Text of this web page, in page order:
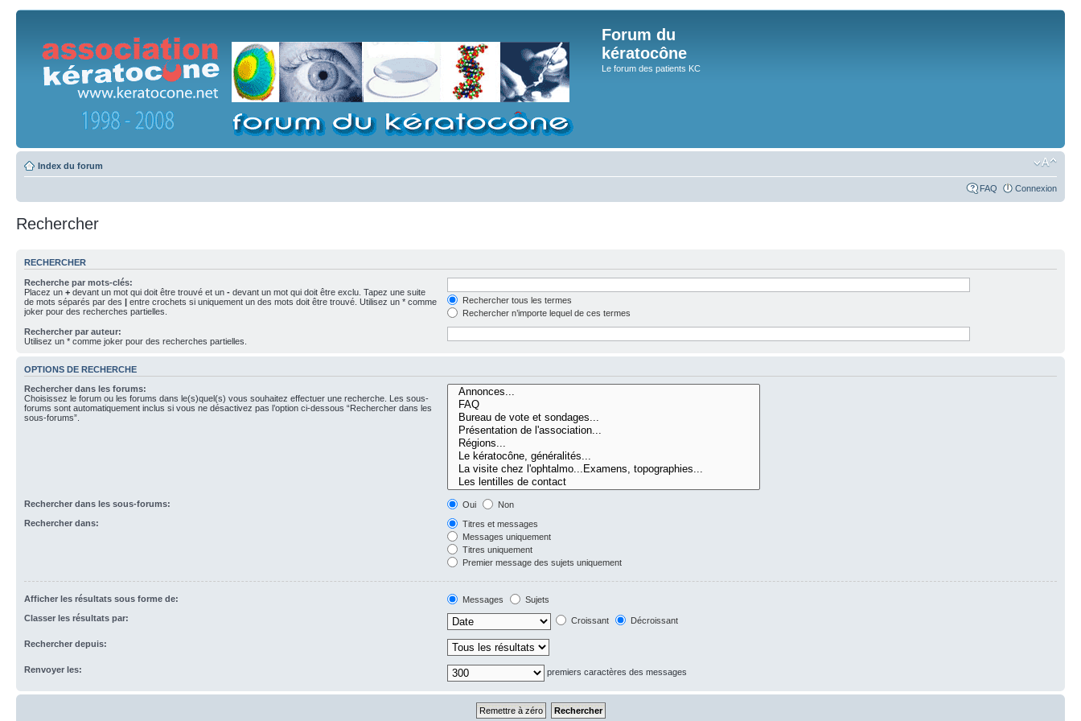
Forum du
kératocône
Le forum des patients KC
Index du forum
FAQ Connexion
Rechercher
RECHERCHER
Recherche par mots-clés:
Placez un + devant un mot qui doit être trouvé et un - devant un mot qui doit être exclu. Tapez une suite
de mots séparés par des | entre crochets si uniquement un des mots doit être trouvé. Utilisez un * comme
joker pour des recherches partielles.
Rechercher tous les termes
Rechercher n’importe lequel de ces termes
Rechercher par auteur:
Utilisez un * comme joker pour des recherches partielles.
OPTIONS DE RECHERCHE
Rechercher dans les forums:
Choisissez le forum ou les forums dans le(s)quel(s) vous souhaitez effectuer une recherche. Les sous-
forums sont automatiquement inclus si vous ne désactivez pas l’option ci-dessous “Rechercher dans les
sous-forums”.
Rechercher dans les sous-forums: Oui
Non
Rechercher dans:
Titres et messages
Messages uniquement
Titres uniquement
Premier message des sujets uniquement
Afficher les résultats sous forme de: Messages
Sujets
Classer les résultats par:
Croissant Décroissant
Rechercher depuis:
Renvoyer les: premiers caractères des messages